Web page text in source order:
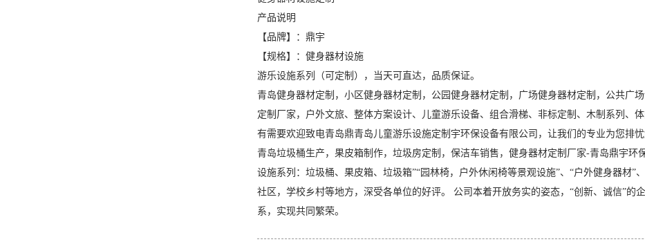
产品说明
【品牌】：鼎宇
【规格】：健身器材设施
游乐设施系列（可定制），当天可直达，品质保证。
青岛健身器材定制，小区健身器材定制，公园健身器材定制，广场健身器材定制，公共广
定制厂家，户外文旅、整体方案设计、儿童游乐设备、组合滑梯、非标定制、木制系列、体
有需要欢迎致电青岛鼎青岛儿童游乐设施定制宇环保设备有限公司，让我们的专业为您排忧
青岛垃圾桶生产，果皮箱制作，垃圾房定制，保洁车销售，健身器材定制厂家-青岛鼎宇环
设施系列：垃圾桶、果皮箱、垃圾箱”“园林椅，户外休闲椅等景观设施”、“户外健身器材”
社区，学校乡村等地方，深受各单位的好评。 公司本着开放务实的姿态，“创新、诚信”的
系，实现共同繁荣。